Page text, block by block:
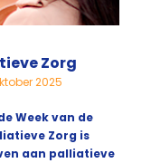
Zorg
2025
Week van de
Zorg is
aan palliatieve